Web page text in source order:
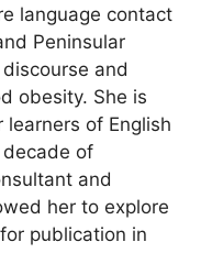
language contact
Peninsular
and
obesity. She is
of English
of
and
her to explore
publication in